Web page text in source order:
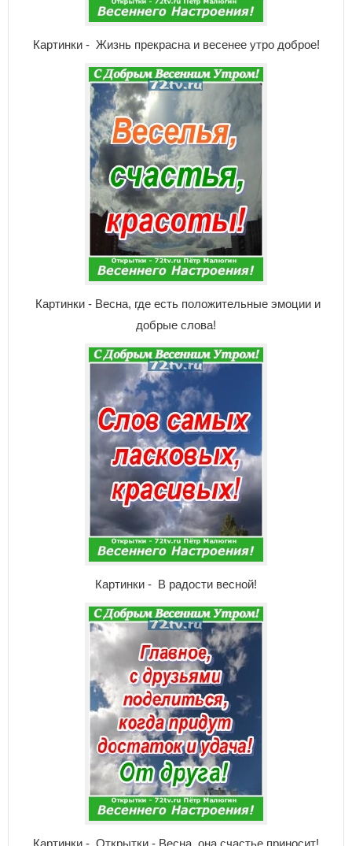
Картинки - Жизнь прекрасна и весенее утро доброе!
Картинки - Весна, где есть положительные эмоции и
добрые слова!
Картинки - В радости весной!
Картинки - Открытки - Весна, она счастье приносит!